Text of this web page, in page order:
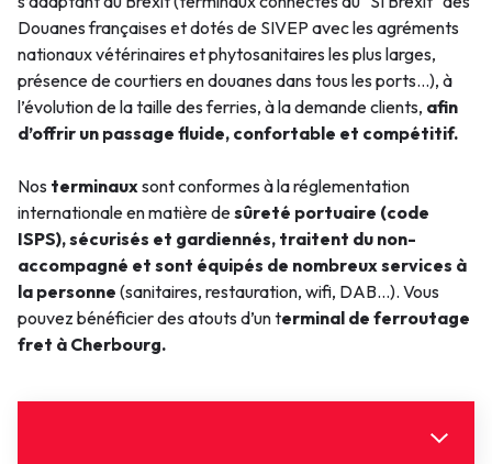
Douanes françaises et dotés de SIVEP avec les agréments
nationaux vétérinaires et phytosanitaires les plus larges,
présence de courtiers en douanes dans tous les ports…), à
l’évolution de la taille des ferries, à la demandeclients, afin
d’offrir un passage fluide, confortable et compétitif.
Nos terminaux sont conformes à la réglementation
internationale en matière desûreté portuaire (code
ISPS), sécurisés et gardiennés, traitent du non-
accompagné et sont équipés de nombreux services à
la personne (sanitaires, restauration, wifi, DAB…). Vous
pouvez bénéficier des atouts d’un terminal de ferroutage
fret à Cherbourg.